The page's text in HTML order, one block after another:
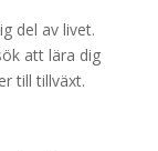
del av livet.
att lära dig
till tillväxt.